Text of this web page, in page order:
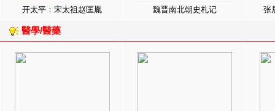
开太平：宋太祖赵匡胤 魏晋南北朝史札记 张
醫學/醫藥